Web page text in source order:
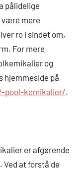
pålidelige
være mere
ro i sindet om,
For mere
og
hjemmeside på
pool-kemikalier/.
er afgørende
Ved at forstå de